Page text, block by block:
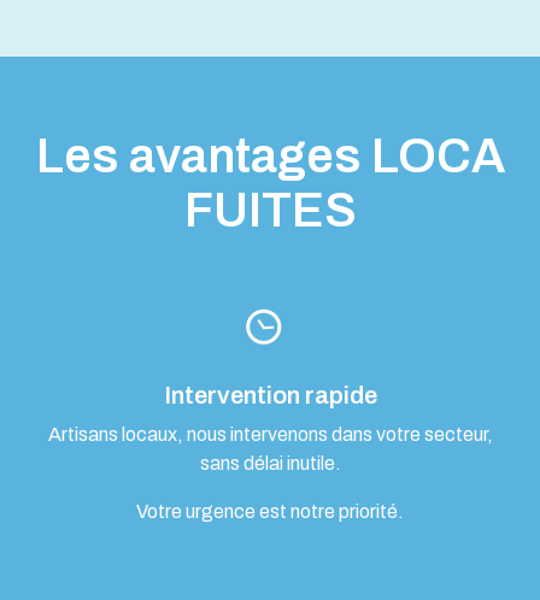
Les avantages LOCA
FUITES
Intervention rapide
Artisans locaux, nous intervenons dans votre secteur,
sans délai inutile.
Votre urgence est notre priorité.